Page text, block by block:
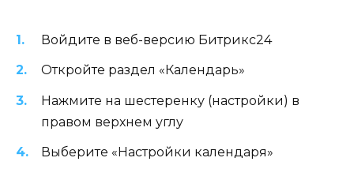
Войдите в веб-версию Битрикс24
Откройте раздел «Календарь»
Нажмите на шестеренку (настройки) в
правом верхнем углу
Выберите «Настройки календаря»